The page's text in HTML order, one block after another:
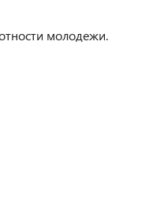
молодежи.